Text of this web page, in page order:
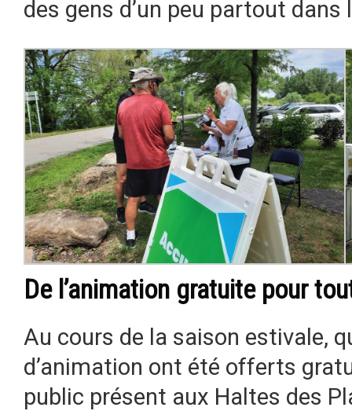
des gens d’un peu partout dans
De l’animation gratuite pour
Au cours de la saison estivale,
d’animation ont été offerts
public présent aux Haltes des